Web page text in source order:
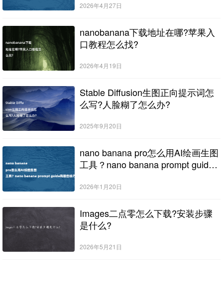
2026年4月27日
nanobanana下载地址在哪?苹果入
口教程怎么找?
2026年4月19日
Stable Diffusion生图正向提示词怎
么写?人脸糊了怎么办?
2025年9月20日
nano banana pro怎么用AI绘画生图
工具？nano banana prompt guide
2026年1月20日
Images二点零怎么下载?安装步骤
是什么?
2026年5月21日